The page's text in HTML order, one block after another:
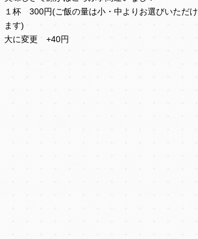
１杯 300円(ご飯の量は小・中よりお選びいただけ
ます)
大に変更 +40円